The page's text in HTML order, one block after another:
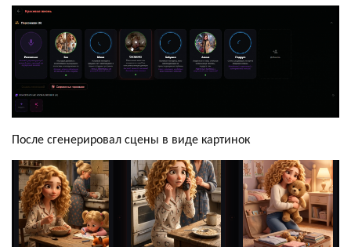
После сгенерировал сцены в виде картинок